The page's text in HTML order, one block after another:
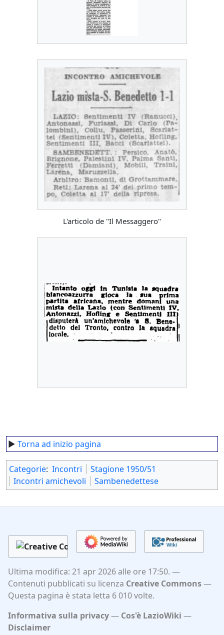
L'articolo de "Il Messaggero"
► Torna ad inizio pagina
Categorie: Incontri
Stagione 1950/51
Incontri amichevoli
Sambenedettese
Ultima modifica: 21 apr 2026 alle ore 17:50.
Contenuti pubblicati su licenza Creative Commons
Questa pagina è stata letta 6 010 volte.
Informativa sulla privacy
Cos'è LazioWiki
Disclaimer